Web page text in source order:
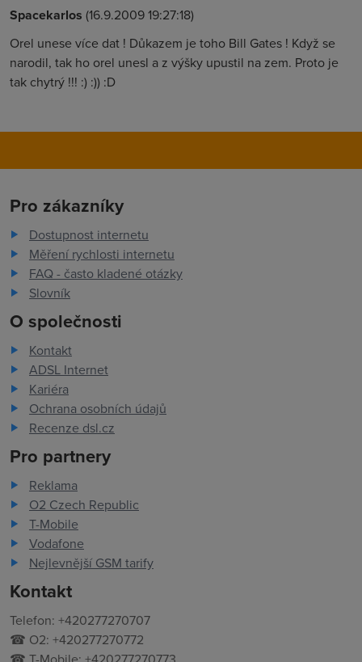
Spacekarlos (16.9.2009 19:27:18)
Orel unese více dat ! Důkazem je toho Bill Gates ! Když se
narodil, tak ho orel unesl a z výšky upustil na zem. Proto je
tak chytrý !!! :) :)) :D
Pro zákazníky
Dostupnost internetu
Měření rychlosti internetu
FAQ - často kladené otázky
Slovník
O společnosti
Kontakt
ADSL Internet
Kariéra
Ochrana osobních údajů
Recenze dsl.cz
Pro partnery
Reklama
O2 Czech Republic
T-Mobile
Vodafone
Nejlevnější GSM tarify
Kontakt
Telefon: +420277270707
☎ O2: +420277270772